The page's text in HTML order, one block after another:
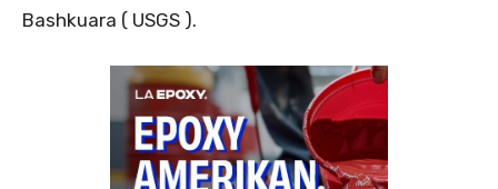
Bashkuara ( USGS ).